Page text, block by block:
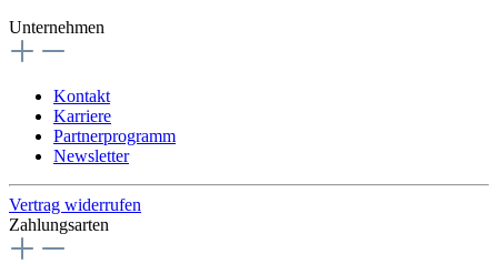
Unternehmen
Kontakt
Karriere
Partnerprogramm
Newsletter
Vertrag widerrufen
Zahlungsarten